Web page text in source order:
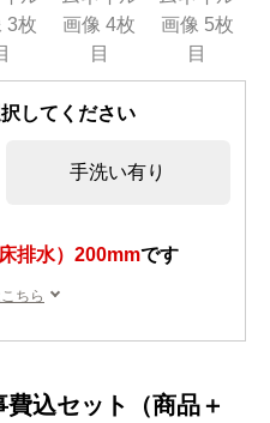
してください
手洗い有り
排水）200mmです
ちら
込セット（商品＋